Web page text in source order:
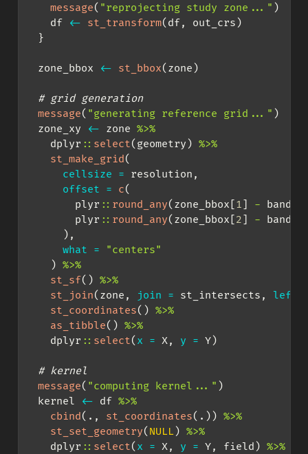
message( "reprojecting study zone..." )
    df
<- st_transform(df, out_crs)
  }
  zone_bbox
<- st_bbox(zone)
# grid generation
message( "generating reference grid..." )
  zone_xy
<- zone %>%
    dplyr
:: select(geometry) %>%
st_make_grid(
cellsize = resolution,
offset = c(
        plyr
:: round_any(zone_bbox[1] -
        plyr
:: round_any(zone_bbox[2] -
      ),
what =
"centers"
    )
%>%
st_sf() %>%
st_join(zone, join = st_intersects, left
st_coordinates() %>%
as_tibble() %>%
    dplyr
:: select( x = X, y = Y)
# kernel
message( "computing kernel..." )
  kernel
<- df %>%
cbind(., st_coordinates(.)) %>%
st_set_geometry( NULL ) %>%
    dplyr
:: select( x = X, y = Y, field) %>%